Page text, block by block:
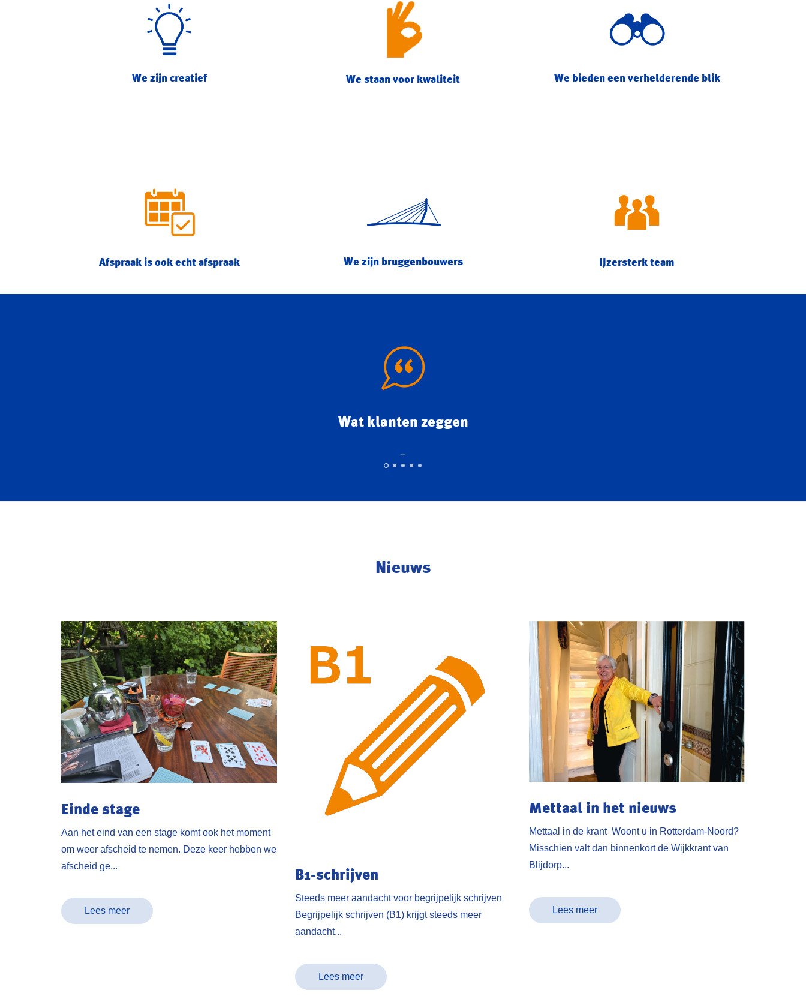
We zijn creatief We staan voor kwaliteit We bieden een verhelderende blik
Afspraak is ook echt afspraak We zijn bruggenbouwers IJzersterk team
Wat klanten zeggen
Nieuws
Einde stage
Aan het eind van een stage komt ook het moment
om weer afscheid te nemen. Deze keer hebben we
afscheid ge...
Lees meer
B1-schrijven
Steeds meer aandacht voor begrijpelijk schrijven
Begrijpelijk schrijven (B1) krijgt steeds meer
aandacht...
Lees meer
Mettaal in het nieuws
Mettaal in de krant Woont u in Rotterdam-Noord?
Misschien valt dan binnenkort de Wijkkrant van
Blijdorp...
Lees meer